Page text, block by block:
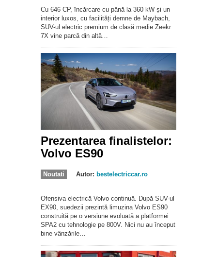
Cu 646 CP, încărcare cu până la 360 kW și un
interior luxos, cu facilități demne de Maybach,
SUV-ul electric premium de clasă medie Zeekr
7X vine parcă din altă…
Prezentarea finalistelor:
Volvo ES90
Noutati Autor: bestelectriccar.ro
Ofensiva electrică Volvo continuă. După SUV-ul
EX90, suedezii prezintă limuzina Volvo ES90
construită pe o versiune evoluată a platformei
SPA2 cu tehnologie pe 800V. Nici nu au început
bine vânzările…